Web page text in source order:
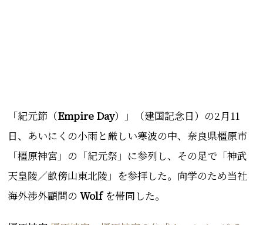
「紀元節（Empire Day）」（建国記念日）の2月11
日、あいにくの小雨と厳しい寒波の中、奈良県橿原市
「橿原神宮」の「紀元祭」に参列し、その足で 「神武
天皇陵／畝傍山東北陵」 を参拝した。 向学のため当社
海外渉外顧問のWolf を帯同した。